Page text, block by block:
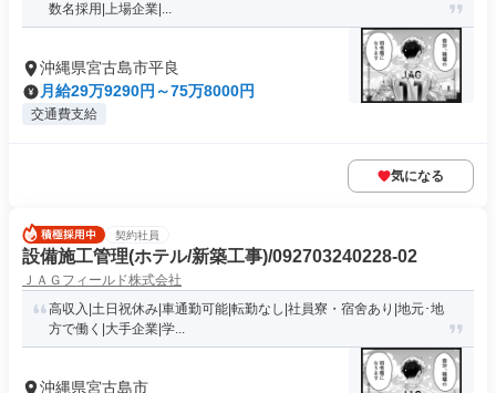
数名採用|上場企業|...
沖縄県宮古島市平良
月給29万9290円～75万8000円
交通費支給
気になる
契約社員
設備施工管理(ホテル/新築工事)/092703240228-02
ＪＡＧフィールド株式会社
高収入|土日祝休み|車通勤可能|転勤なし|社員寮・宿舍あり|地元･地
方で働く|大手企業|学...
沖縄県宮古島市